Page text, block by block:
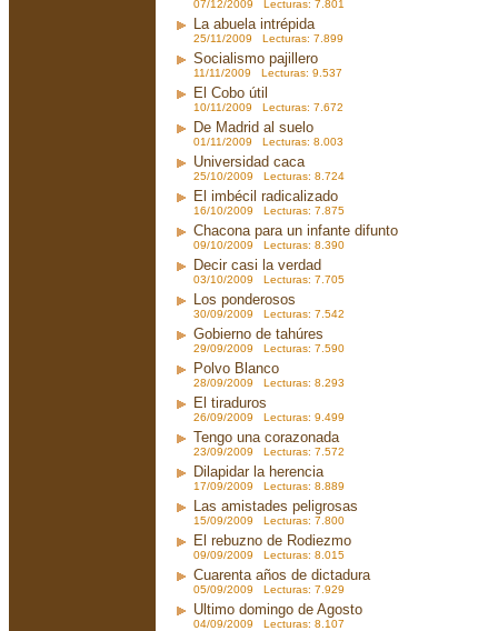
07/12/2009 Lecturas: 7.801
La abuela intrépida
25/11/2009 Lecturas: 7.899
Socialismo pajillero
11/11/2009 Lecturas: 9.537
El Cobo útil
10/11/2009 Lecturas: 7.672
De Madrid al suelo
01/11/2009 Lecturas: 8.003
Universidad caca
25/10/2009 Lecturas: 8.724
El imbécil radicalizado
16/10/2009 Lecturas: 7.875
Chacona para un infante difunto
09/10/2009 Lecturas: 8.390
Decir casi la verdad
03/10/2009 Lecturas: 7.705
Los ponderosos
30/09/2009 Lecturas: 7.542
Gobierno de tahúres
29/09/2009 Lecturas: 7.590
Polvo Blanco
28/09/2009 Lecturas: 8.293
El tiraduros
26/09/2009 Lecturas: 9.499
Tengo una corazonada
23/09/2009 Lecturas: 7.572
Dilapidar la herencia
17/09/2009 Lecturas: 8.889
Las amistades peligrosas
15/09/2009 Lecturas: 7.800
El rebuzno de Rodiezmo
09/09/2009 Lecturas: 8.015
Cuarenta años de dictadura
05/09/2009 Lecturas: 7.929
Ultimo domingo de Agosto
04/09/2009 Lecturas: 8.107